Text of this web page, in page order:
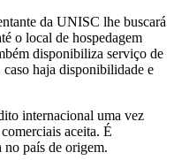
da UNISC lhe buscará
o local de hospedagem
disponibiliza serviço de
haja disponibilidade e
internacional uma vez
aceita. É
no país de origem.